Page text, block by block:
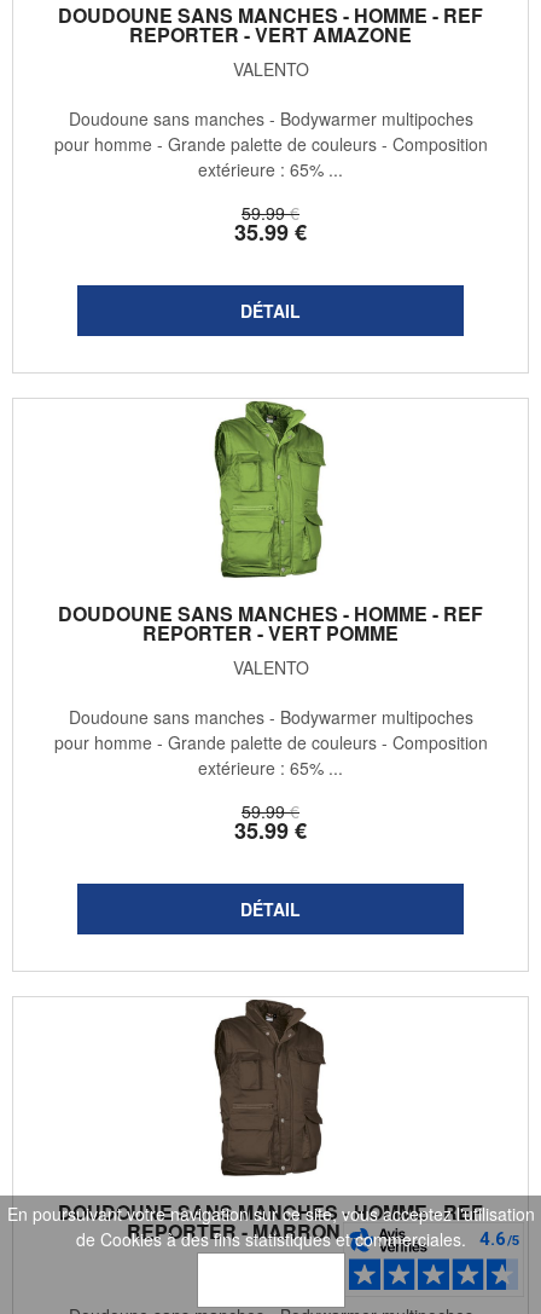
DOUDOUNE SANS MANCHES - HOMME - REF
REPORTER - VERT AMAZONE
VALENTO
59.99 €
35.99€
Doudoune sans manches - Bodywarmer multipoches
pour homme - Grande palette de couleurs - Composition
extérieure : 65% ...
DOUDOUNE SANS MANCHES - HOMME - REF
REPORTER - VERT POMME
VALENTO
59.99 €
35.99€
Doudoune sans manches - Bodywarmer multipoches
pour homme - Grande palette de couleurs - Composition
extérieure : 65% ...
DOUDOUNE SANS MANCHES - HOMME - REF
REPORTER - MARRON NOYER
En poursuivant votre navigation sur ce site, vous acceptez l'utilisation
de Cookies à des fins statistiques et commerciales.